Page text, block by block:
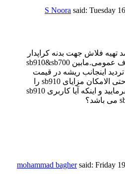
S Noora said: Tuesday
تهیه فلاش جهت بدنه کراپدار
دارم.جهت مصارف عمومی.مابین sb910&sb700
اینجانب ریشه در قیمت
دو محصول دارد.حتی الامکان مزایای sb910 را
نسبت بهsb700 بفرمایید و اینکه آیا کاربری sb910
mohammad baghersaid: Friday